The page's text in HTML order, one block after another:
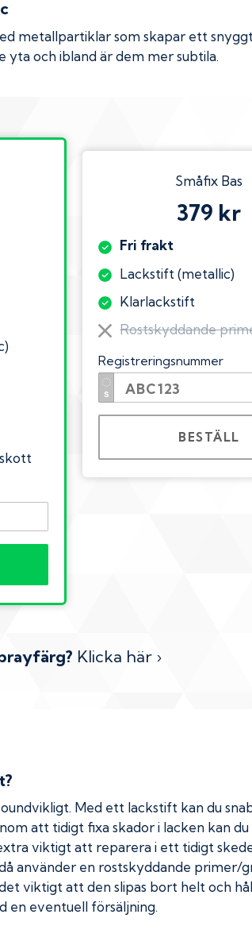
metallpartiklar som skapar ett
och ibland är dem mer subtila.
Småfix Bas
379 kr
Fri frakt
Lackstift (metallic)
Klarlackstift
Rostskyddande
Registreringsnummer
BESTÄLL
Klicka här ›
Med ett lackstift kan du
att tidigt fixa skador i lacken kan
viktigt att reparera i ett tidigt
använder en rostskyddande primer/
viktigt att den slipas bort helt och
en eventuell försäljning.